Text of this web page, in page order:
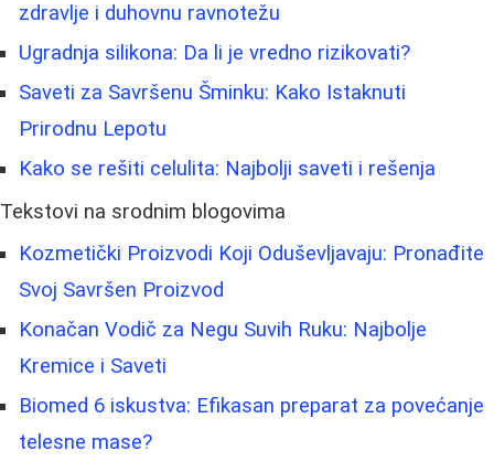
zdravlje i duhovnu ravnotežu
Ugradnja silikona: Da li je vredno rizikovati?
Saveti za Savršenu Šminku: Kako Istaknuti
Prirodnu Lepotu
Kako se rešiti celulita: Najbolji saveti i rešenja
Tekstovi na srodnim blogovima
Kozmetički Proizvodi Koji Oduševljavaju: Pronađite
Svoj Savršen Proizvod
Konačan Vodič za Negu Suvih Ruku: Najbolje
Kremice i Saveti
Biomed 6 iskustva: Efikasan preparat za povećanje
telesne mase?